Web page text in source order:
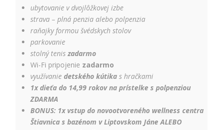
ubytovanie v dvojlôžkovej izbe
strava – plná penzia alebo polpenzia
raňajky formou švédskych stolov
parkovanie
stolný teniszadarmo
Wi-Fi pripojenie zadarmo
využívanie detského kútika s hračkami
1x dieťa do 14,99 rokov na prístelke s polpenziou
ZDARMA
BONUS: 1x vstup do novootvoreného wellness centra
Štiavnica s bazénom v Liptovskom Jáne ALEBO
cookies na
zobrazovanie
relevantnej
reklamy a meranie
úspešnosti našich
reklamných
kampaní. Tieto
cookies môžu byť
nastavené aj
partnermi, ako je
Google. Účel:
zobrazovanie
personalizovaných
reklám; Právny